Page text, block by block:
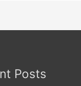
Posts